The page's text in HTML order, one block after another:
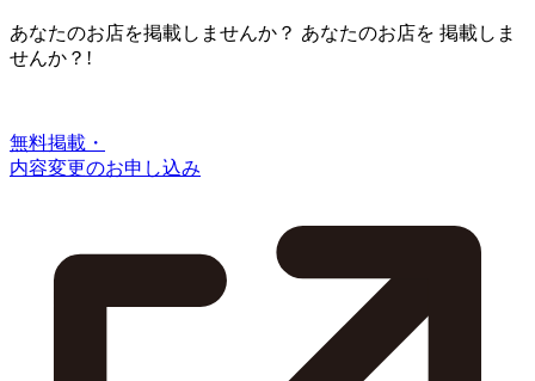
あなたのお店を掲載しませんか？ あなたのお店を 掲載しま
せんか？!
無料掲載・
内容変更のお申し込み